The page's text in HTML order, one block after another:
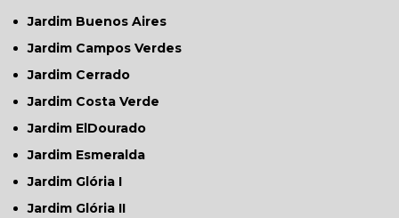
Jardim Buenos Aires
Jardim Campos Verdes
Jardim Cerrado
Jardim Costa Verde
Jardim ElDourado
Jardim Esmeralda
Jardim Glória I
Jardim Glória II